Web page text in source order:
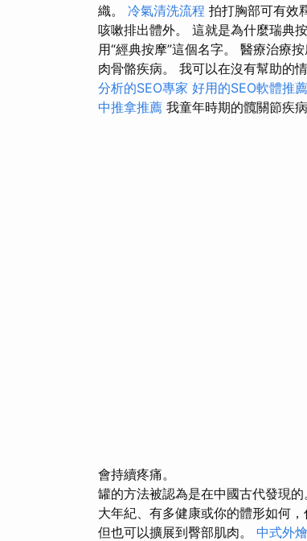
織。 冷氣清洗流程 拍打胸部可有效
咳嗽排出體外。 這就是為什麼瑞典
用“經典按摩”這個名字。 醫療治療
肉骨骼疾病。 我可以在沒有幫助的
分析的SEO專家 好用的SEO軟體推薦
中推拿推薦 我童年時期的髖關節疾
會持續疼痛。
罐的方法被認為是在中國古代發現
大年紀、有多健康或你的體形如何
但也可以擴展到臀部肌肉。 中式外